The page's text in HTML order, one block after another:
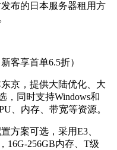
布的日本服务器租用方
新客享首单6.5折）
京，提供大陆优化、大
，同时支持Windows和
、内存、带宽等资源。
方案可选，采用E3、
16G-256GB内存、T级